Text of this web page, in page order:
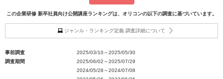
この企業研修 新卒社員向け公開講座ランキングは、オリコンの以下の調査に基づいています。
ジャンル・ランキング定義 調査詳細について
事前調査
2025/03/10～2025/05/30
調査期間
2025/06/02～2025/07/29
2024/05/28～2024/07/08